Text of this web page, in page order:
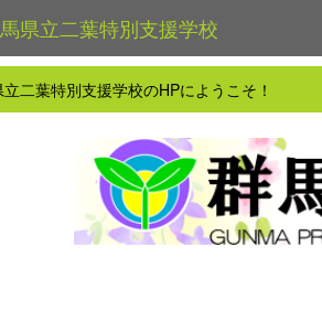
県立二葉特別支援学校
二葉特別支援学校のHPにようこそ！